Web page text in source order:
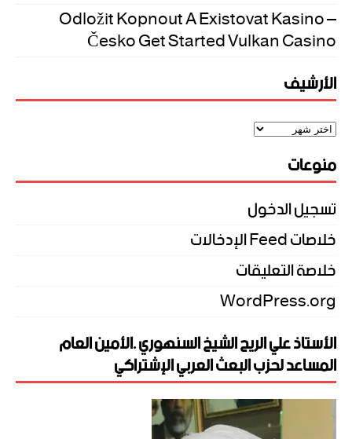
Odložit Kopnout A Existovat Kasino –
Česko Get Started Vulkan Casino
الأرشيف
منوعات
تسجيل الدخول
خلاصات Feed الإدخالات
خلاصة التعليقات
WordPress.org
الأستاذ علي الريح الشيخ السنهوري .الأمين العام
المساعد لحزب البعث العربي الإشتراكي